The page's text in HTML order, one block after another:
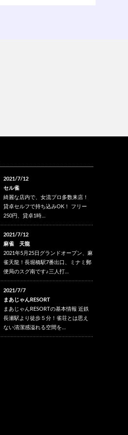
2021/7/12
セル雀
綺麗な店内で、女流プロ多数来店！
貸卓セルフで持ち込みOK！ フリー
250円、貸卓1時…
2021/7/12
麻雀 天龍
2021年5月25日グランドオープン、麻
雀天龍！長堀橋駅7番出口、ミナミ郵
便局のスグ南です♪三人打…
2021/7/7
まあじゃんRESORT
まあじゃんRESORTの基本情報 近鉄
長瀬駅より徒歩５分！雀荘とは思え
ない清潔感溢れる空間を…